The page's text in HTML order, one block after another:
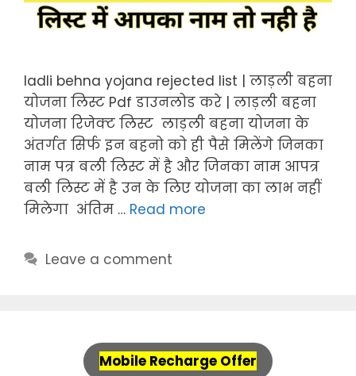
ladli behna yojana rejected list | लाड़ली बहना
योजना लिस्ट Pdf डाउनलोड करे | लाड़ली बहना
योजना रिजेक्ट लिस्ट लाड़ली बहना योजना के
अंतर्गत सिर्फ इन बहनो को ही पैसे मिलेंगे जिनका
नाम पत्र बली लिस्ट में है और जिनका नाम आपत्र
बली लिस्ट में है उन के लिए योजना का लाभ नहीं
मिलेगा अंतिम … Read more
Leave a comment
Mobile Recharge Offer